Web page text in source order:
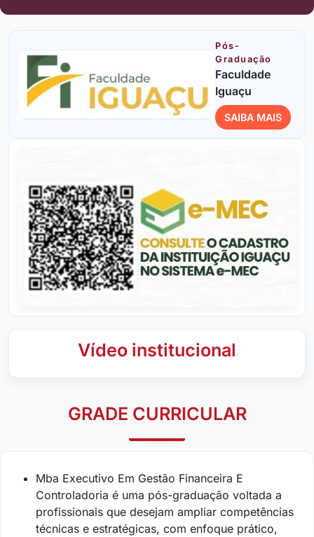
Pós-
Graduação
Faculdade
Iguaçu
SAIBA MAIS
Vídeo institucional
GRADE CURRICULAR
Mba Executivo Em Gestão Financeira E
Controladoria é uma pós-graduação voltada a
profissionais que desejam ampliar competências
técnicas e estratégicas, com enfoque prático,